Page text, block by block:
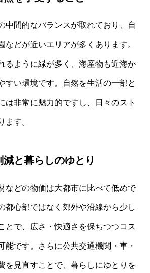
中間的なバランスが取れており、自
などが近いエリアが多くあります。
るように緑が多く、海産物も近海か
すい環境です。自然を生活の一部と
は非常に魅力的ですし、日々のスト
ます。
と暮らしのゆとり
などの物価は大都市に比べて低めで
都心部ではなく郊外や沿線から少し
とで、広さ・快適さを保ちつつコス
能です。さらに公共交通機関・車・
を見直すことで、暮らしにゆとりを